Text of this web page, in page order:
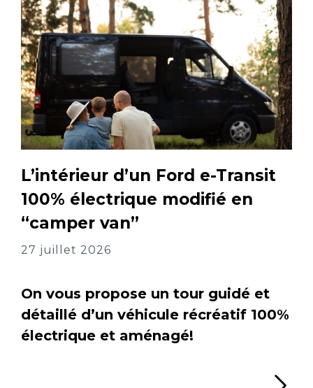
L’intérieur d’un Ford e-Transit
100% électrique modifié en
“camper van”
27 juillet 2026
On vous propose un tour guidé et
détaillé d’un véhicule récréatif 100%
électrique et aménagé!